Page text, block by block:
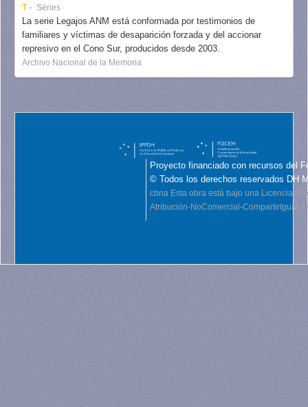
T Séries
La serie Legajos ANM está conformada por testimonios de
familiares y víctimas de desaparición forzada y del accionar
represivo en el Cono Sur, producidos desde 2003.
Archivo Nacional de la Memoria
Proyecto financiado con recursos del
© Todos los derechos reservados DH
cbna Esta obra está bajo una Licencia
Atribución-NoComercial-CompartirIgual